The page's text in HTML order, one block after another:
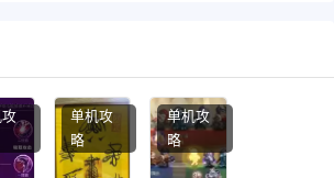
单机攻
略
单机攻
略